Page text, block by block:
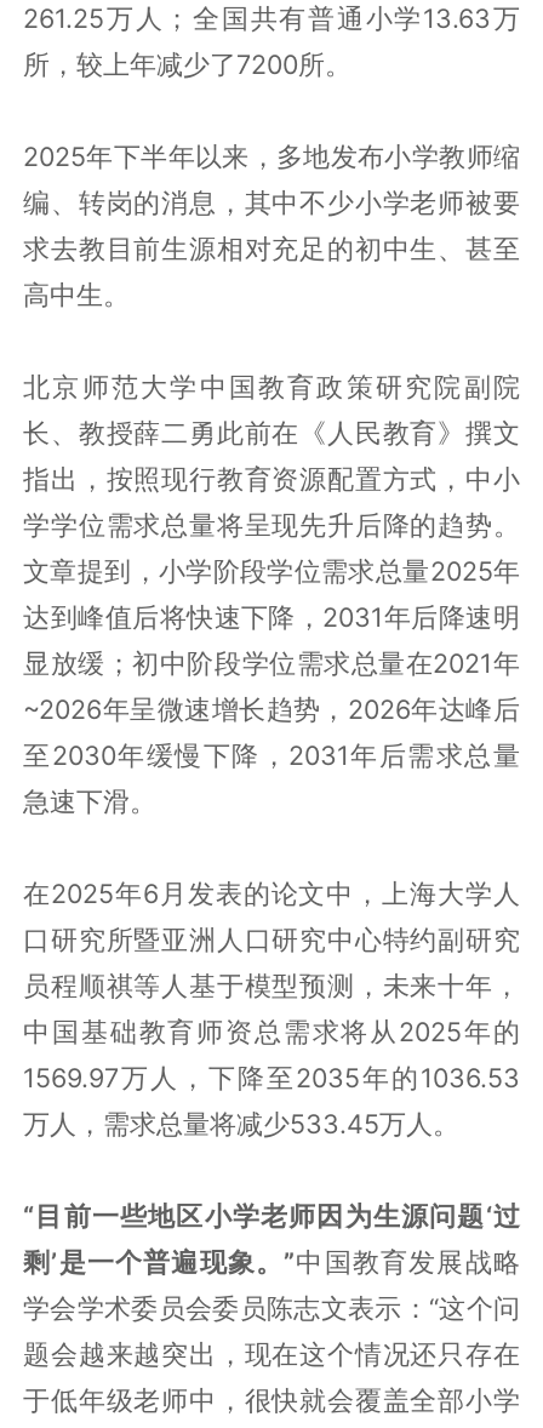
261.25万人；全国共有普通小学13.63万
所，较上年减少了7200所。
2025年下半年以来，多地发布小学教师缩
编、转岗的消息，其中不少小学老师被要
求去教目前生源相对充足的初中生、甚至
高中生。
北京师范大学中国教育政策研究院副院
长、教授薛二勇此前在《人民教育》撰文
指出，按照现行教育资源配置方式，中小
学学位需求总量将呈现先升后降的趋势。
文章提到，小学阶段学位需求总量2025年
达到峰值后将快速下降，2031年后降速明
显放缓；初中阶段学位需求总量在2021年
~2026年呈微速增长趋势，2026年达峰后
至2030年缓慢下降，2031年后需求总量
急速下滑。
在2025年6月发表的论文中，上海大学人
口研究所暨亚洲人口研究中心特约副研究
员程顺祺等人基于模型预测，未来十年，
中国基础教育师资总需求将从2025年的
1569.97万人，下降至2035年的1036.53
万人，需求总量将减少533.45万人。
“目前一些地区小学老师因为生源问题‘过
剩’是一个普遍现象。”中国教育发展战略
学会学术委员会委员陈志文表示：“这个问
题会越来越突出，现在这个情况还只存在
于低年级老师中，很快就会覆盖全部小学